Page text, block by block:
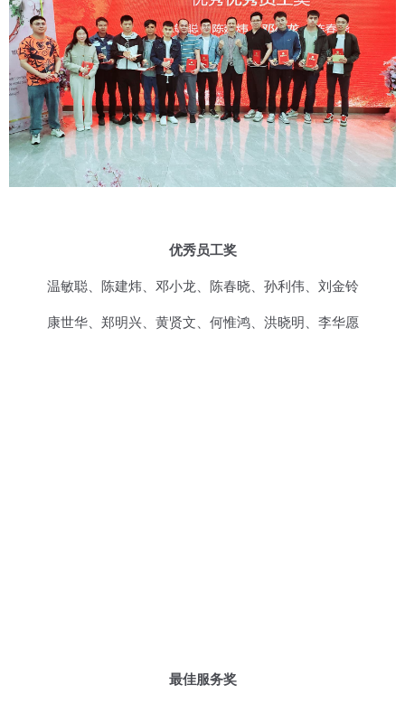
优秀员工奖
温敏聪、陈建炜、邓小龙、陈春晓、孙利伟、刘金铃
康世华、郑明兴、黄贤文、何惟鸿、洪晓明、李华愿
最佳服务奖